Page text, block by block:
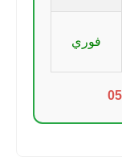
فوري